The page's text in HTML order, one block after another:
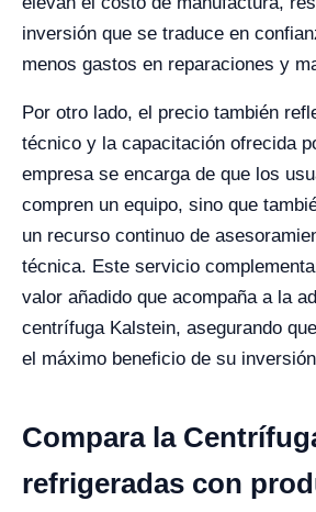
inversión que se traduce en
menos gastos en reparaciones y
Por otro lado, el precio también
técnico y la capacitación ofrecida
empresa se encarga de que los
compren un equipo, sino que
un recurso continuo de
técnica. Este servicio
valor añadido que acompaña a la
centrífuga Kalstein, asegurando
el máximo beneficio de su
Compara la
refrigeradas con